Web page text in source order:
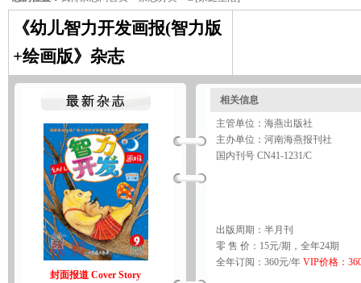
《幼儿智力开发画报(智力版
+绘画版》杂志
封面报道 Cover Story
相关信息
主管单位：海燕出版社
主办单位：河南海燕报刊社
国内刊号 CN41-1231/C
出版周期：半月刊
零 售 价：15元/期，全年24期
全年订阅：360元/年 VIP价格：